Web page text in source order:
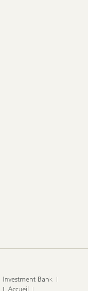
Investment Bank